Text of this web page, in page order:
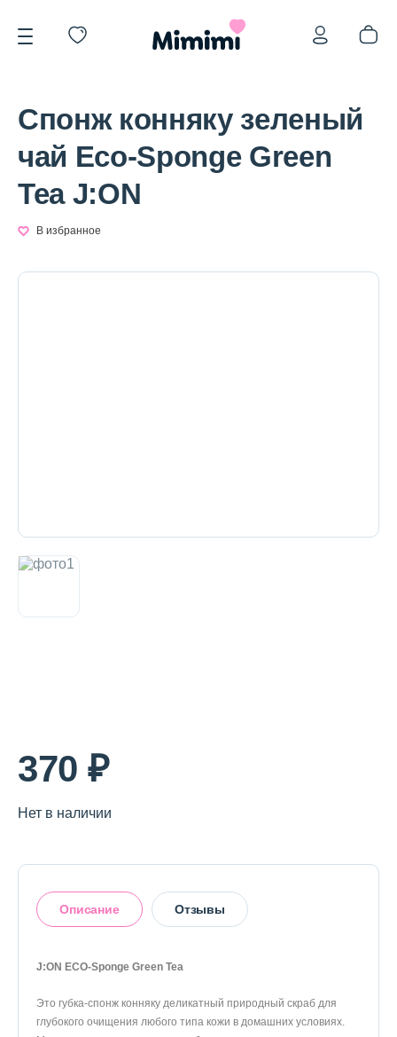
*OVERSTOCK -30%
Наборы
Спонж конняку зеленый
чай Eco-Sponge Green
Tea J:ON
В избранное
370 ₽
Нет в наличии
Описание Отзывы
J:ON ECO-Sponge Green Tea
Это губка-спонж конняку деликатный природный скраб для
глубокого очищения любого типа кожи в домашних условиях.
Оставить отзыв